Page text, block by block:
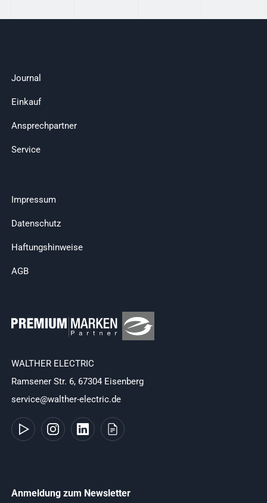
Journal
Einkauf
Ansprechpartner
Service
Impressum
Datenschutz
Haftungshinweise
AGB
WALTHER ELECTRIC
Ramsener Str. 6, 67304 Eisenberg
service@walther-electric.de
Anmeldung zum Newsletter